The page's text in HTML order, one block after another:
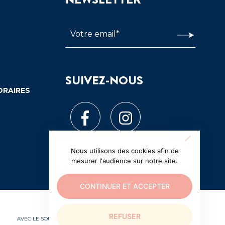
SUIVEZ-NOUS
AVEC LE SOUTIEN EXCEPTIONNEL DE
Nous utilisons des cookies afin de
mesurer l'audience sur notre site.
CONTINUER ET ACCEPTER
REFUSER